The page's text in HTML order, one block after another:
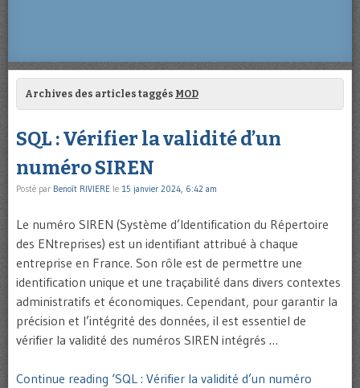
Archives des articles taggés MOD
SQL : Vérifier la validité d’un
numéro SIREN
Posté par Benoît RIVIERE le 15 janvier 2024, 6:42 am
Le numéro SIREN (Système d’Identification du Répertoire
des ENtreprises) est un identifiant attribué à chaque
entreprise en France. Son rôle est de permettre une
identification unique et une traçabilité dans divers contextes
administratifs et économiques. Cependant, pour garantir la
précision et l’intégrité des données, il est essentiel de
vérifier la validité des numéros SIREN intégrés …
Continue reading ‘SQL : Vérifier la validité d’un numéro